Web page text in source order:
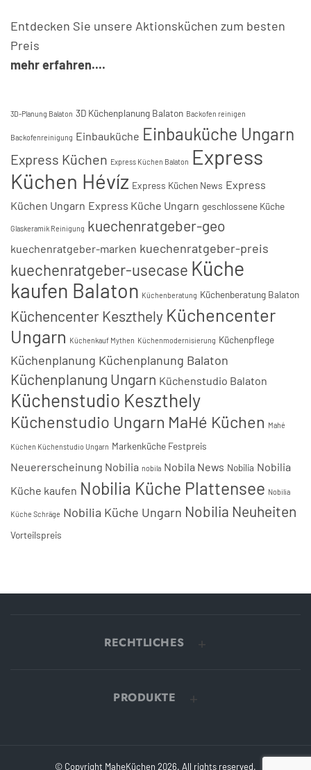
Entdecken Sie unsere Aktionsküchen zum besten
Preis
mehr erfahren....
3D-Planung Balaton 3D Küchenplanung Balaton Backofen reinigen
Backofenreinigung Einbauküche Einbauküche Ungarn
Express Küchen Express Küchen Balaton Express
Küchen Hévíz Express Küchen News Express
Küchen Ungarn Express Küche Ungarn geschlossene Küche
Glaskeramik Reinigung kuechenratgeber-geo
kuechenratgeber-marken kuechenratgeber-preis
kuechenratgeber-usecase Küche
kaufen Balaton Küchenberatung Küchenberatung Balaton
Küchencenter Keszthely Küchencenter
Ungarn Küchenkauf Mythen Küchenmodernisierung Küchenpflege
Küchenplanung Küchenplanung Balaton
Küchenplanung Ungarn Küchenstudio Balaton
Küchenstudio Keszthely
Küchenstudio Ungarn MaHé Küchen Mahé
Küchen Küchenstudio Ungarn Markenküche Festpreis
Neuererscheinung Nobilia nobila Nobila News Nobilia Nobilia
Küche kaufen Nobilia Küche Plattensee Nobilia
Küche Schräge Nobilia Küche Ungarn Nobilia Neuheiten
Vorteilspreis
RECHTLICHES
PRODUKTE
© Copyright MaheKüchen 2026. All rights reserved.